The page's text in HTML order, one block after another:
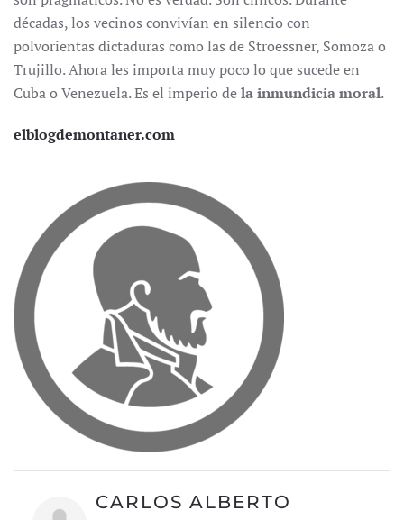
décadas, los vecinos convivían en silencio con
polvorientas dictaduras como las de Stroessner, Somoza o
Trujillo. Ahora les importa muy poco lo que sucede en
Cuba o Venezuela. Es el imperio dela inmundicia moral.
elblogdemontaner.com
CARLOS ALBERTO